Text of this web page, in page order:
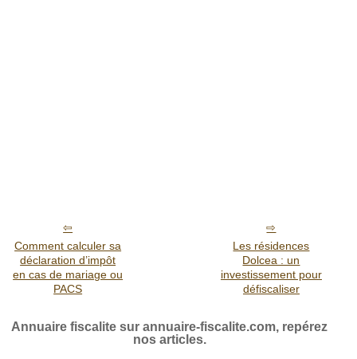
Comment calculer sa
déclaration d’impôt
en cas de mariage ou
PACS
Les résidences
Dolcea : un
investissement pour
défiscaliser
Annuaire fiscalite sur annuaire-fiscalite.com, repérez
nos articles.